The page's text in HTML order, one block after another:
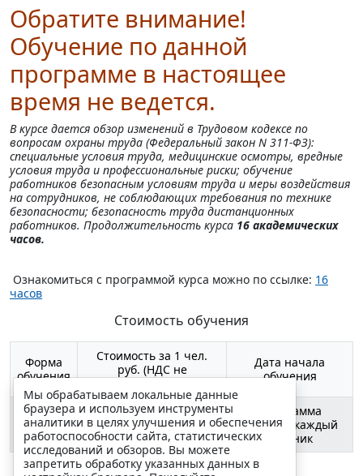
Обратите внимание!
Обучение по данной
программе в настоящее
время не ведется.
В курсе дается обзор изменений в Трудовом кодексе по
вопросам охраны труда (Федеральный закон N 311-ФЗ):
специальные условия труда, медицинские осмотры, вредные
условия труда и профессиональные риски; обучение
работников безопасным условиям труда и меры воздействия
на сотрудников, не соблюдающих требования по технике
безопасности; безопасность труда дистанционных
работников. Продолжительность курса 16 академических
часов.
Ознакомиться с программой курса можно по ссылке: 16
часов
Стоимость обучения
Форма
обучения
Стоимость за 1 чел.
руб. (НДС не
облагается)
Дата начала
обучения
Заочная 1000 */4000
Программа
стартует каждый
вторник
Мы обрабатываем локальные данные
браузера и используем инструменты
аналитики в целях улучшения и обеспечения
работоспособности сайта, статистических
исследований и обзоров. Вы можете
запретить обработку указанных данных в